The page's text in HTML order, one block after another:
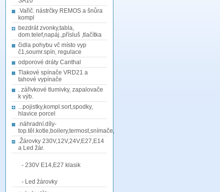
.Vařič. nástrčky REMOS a šnůra
kompl
bezdrát zvonky,tabla,
dom.telef,napáj.,přísluš ,tlačítka
čidla pohybu vč místo vyp
č1,soumr.spín, regulace
odporové dráty Canthal
Tlakové spínače VRD21 a
tahové vypínače
. zářivkové tlumivky, zapalovače
k výb.
...pojistky,kompl.sort,spodky,
hlavice porcel
.náhradní.díly-
top.těl.kotle,boilery,termost,snímače,
.Žárovky 230V,12V,24V,E27,E14
a Led žár.
- 230V E14,E27 klasik
- Led žárovky